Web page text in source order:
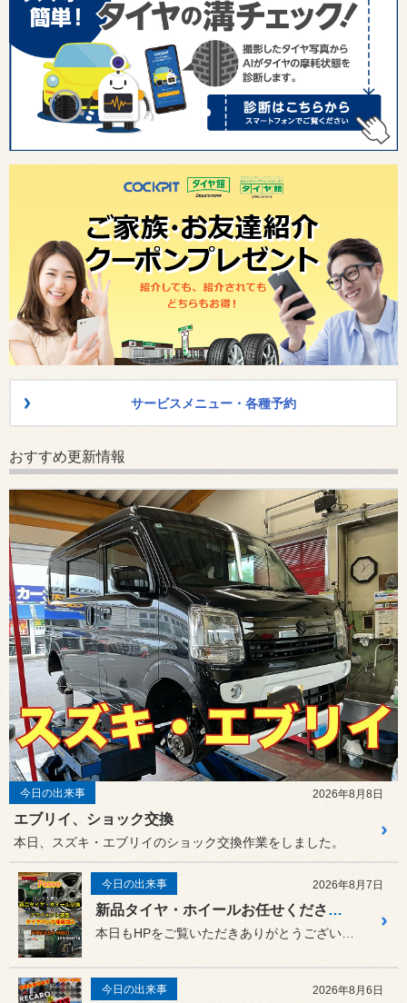
サービスメニュー・各種予約
おすすめ更新情報
今日の出来事 2026年8月8日
エブリイ、ショック交換
本日、スズキ・エブリイのショック交換作業をしました。
今日の出来事 2026年8月7日
新品タイヤ・ホイールお任せください！！
本日もHPをご覧いただきありがとうございます。
今日の出来事 2026年8月6日